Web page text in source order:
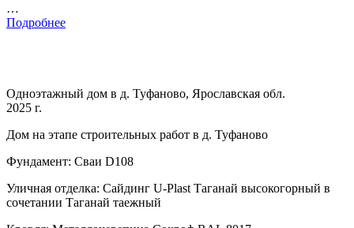
…
Подробнее
Одноэтажный дом в д. Туфаново, Ярославская обл.
2025 г.
Дом на этапе строительных работ в д. Туфаново
Фундамент: Сваи D108
Уличная отделка: Сайдинг U-Plast Таганай высокогорный в
сочетании Таганай таежный